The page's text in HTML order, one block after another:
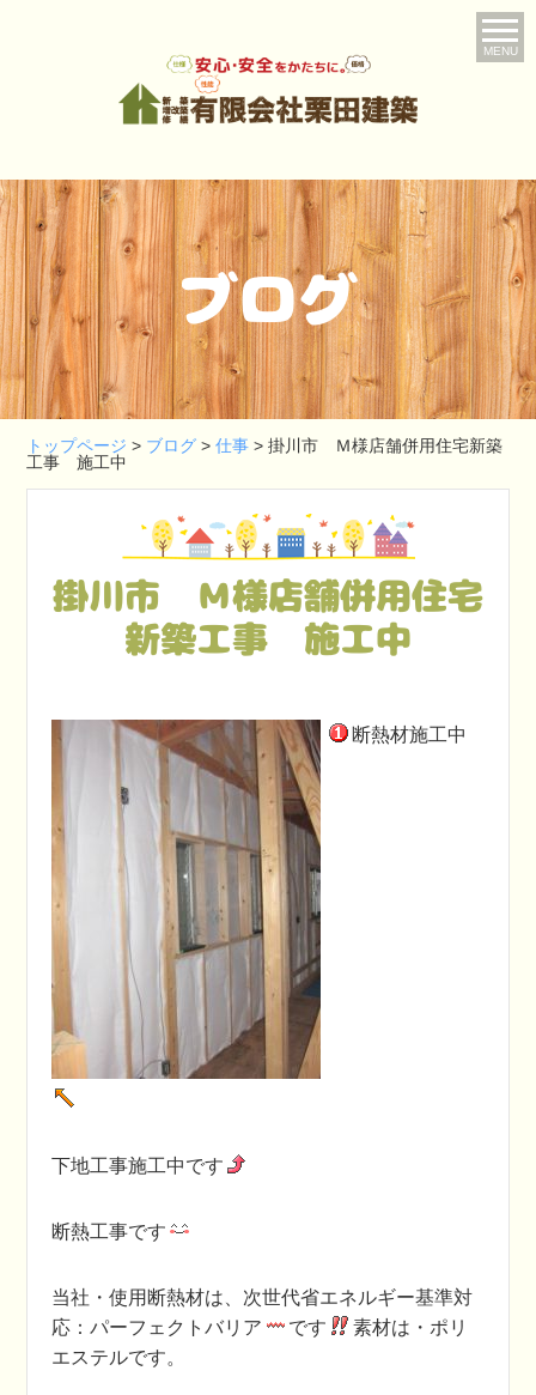
MENU
ブログ
トップページ > ブログ >仕事 >掛川市 Ｍ様店舗併用住宅新築
工事 施工中
掛川市 Ｍ様店舗併用住宅
新築工事 施工中
断熱材施工中
下地工事施工中です
断熱工事です
当社・使用断熱材は、次世代省エネルギー基準対
応：パーフェクトバリア
です
素材は・ポリ
エステルです。